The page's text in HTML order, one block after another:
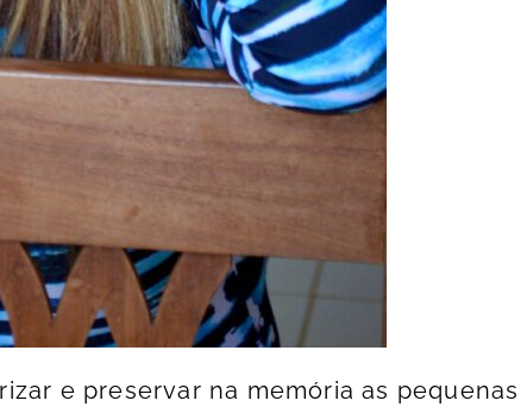
e preservar na memória as pequenas